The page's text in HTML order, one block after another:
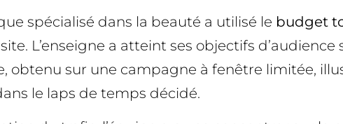
spécialisé dans la beauté a utilisé le budget
site. L’enseigne a atteint ses objectifs
obtenu sur une campagne à fenêtre limitée,
le laps de temps décidé.